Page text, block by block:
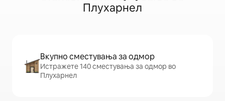
Плухарнел
Вкупно сместувања за одмор
Истражете 140 сместувања за одмор во
Плухарнел